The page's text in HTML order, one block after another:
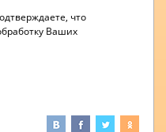
что
Ваших